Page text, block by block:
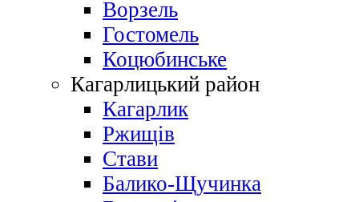
Ворзель
Гостомель
Коцюбинське
Кагарлицький район
Кагарлик
Ржищів
Стави
Балико-Щучинка